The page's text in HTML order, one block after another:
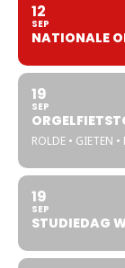
12
SEP
NATIONALE
19
SEP
ROLDE • GIETEN
19
SEP
STUDIEDAG